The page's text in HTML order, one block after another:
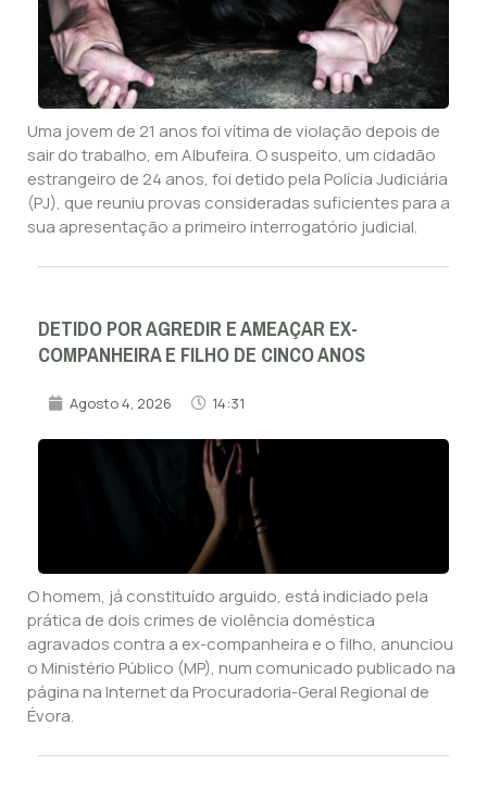
Uma jovem de 21 anos foi vítima de violação depois de
sair do trabalho, em Albufeira. O suspeito, um cidadão
estrangeiro de 24 anos, foi detido pela Polícia Judiciária
(PJ), que reuniu provas consideradas suficientes para a
sua apresentação a primeiro interrogatório judicial.
DETIDO POR AGREDIR E AMEAÇAR EX-
COMPANHEIRA E FILHO DE CINCO ANOS
Agosto 4, 2026 14:31
O homem, já constituído arguido, está indiciado pela
prática de dois crimes de violência doméstica
agravados contra a ex-companheira e o filho, anunciou
o Ministério Público (MP), num comunicado publicado na
página na Internet da Procuradoria-Geral Regional de
Évora.